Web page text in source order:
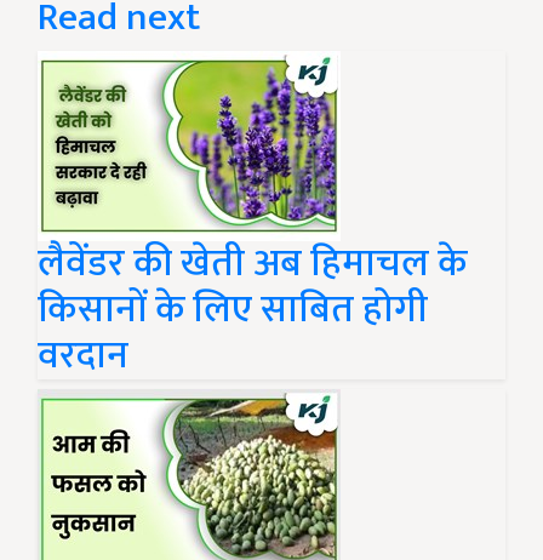
Read next
लैवेंडर की खेती अब हिमाचल के
किसानों के लिए साबित होगी
वरदान